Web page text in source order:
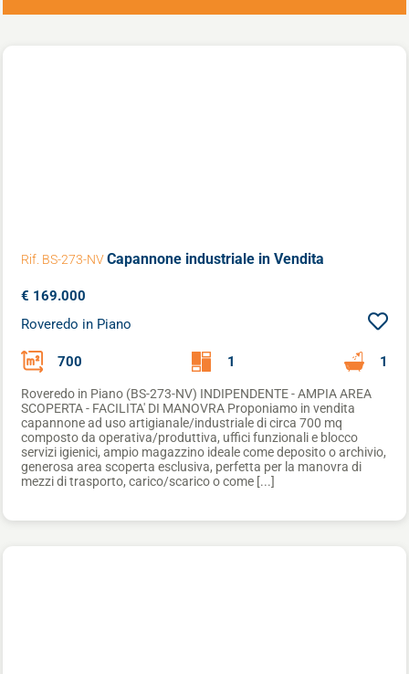
Rif. BS-273-NVCapannone industriale in Vendita
€ 169.000
Roveredo in Piano
700 1 1
Roveredo in Piano (BS-273-NV) INDIPENDENTE - AMPIA AREA
SCOPERTA - FACILITA' DI MANOVRA Proponiamo in vendita
capannone ad uso artigianale/industriale di circa 700 mq
composto da operativa/produttiva, uffici funzionali e blocco
servizi igienici, ampio magazzino ideale come deposito o archivio,
generosa area scoperta esclusiva, perfetta per la manovra di
mezzi di trasporto, carico/scarico o come [...]